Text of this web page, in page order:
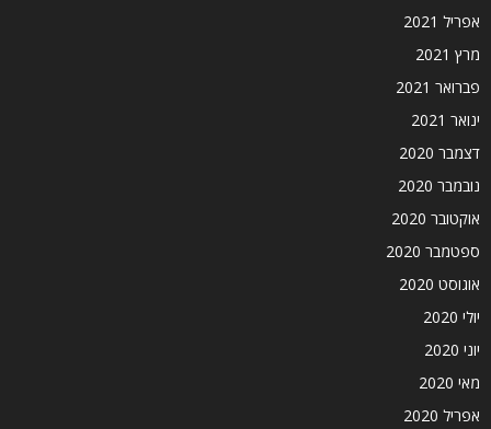
אפריל 2021
מרץ 2021
פברואר 2021
ינואר 2021
דצמבר 2020
נובמבר 2020
אוקטובר 2020
ספטמבר 2020
אוגוסט 2020
יולי 2020
יוני 2020
מאי 2020
אפריל 2020